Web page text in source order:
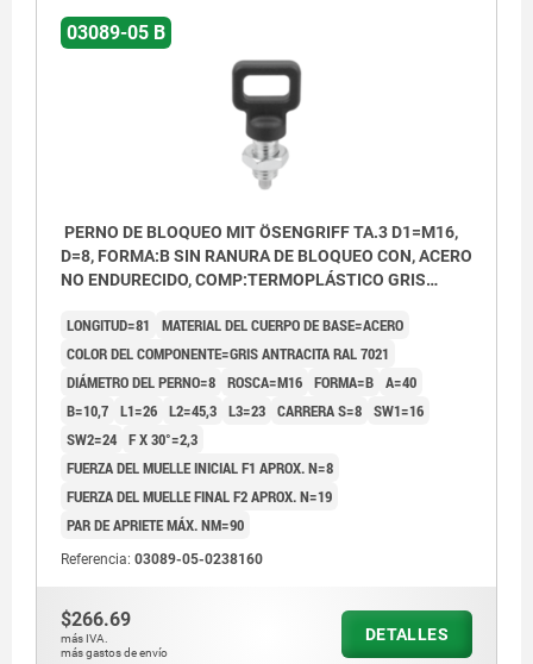
03089-05 B
PERNO DE BLOQUEO MIT ÖSENGRIFF TA.3 D1=M16,
D=8, FORMA:B SIN RANURA DE BLOQUEO CON, ACERO
NO ENDURECIDO, COMP:TERMOPLÁSTICO GRIS
LONGITUD=81
MATERIAL DEL CUERPO DE BASE=ACERO
COLOR DEL COMPONENTE=GRIS ANTRACITA RAL 7021
DIÁMETRO DEL PERNO=8 ROSCA=M16 FORMA=B A=40
B=10,7 L1=26 L2=45,3 L3=23 CARRERA S=8 SW1=16
SW2=24 F X 30°=2,3
FUERZA DEL MUELLE INICIAL F1 APROX. N=8
FUERZA DEL MUELLE FINAL F2 APROX. N=19
PAR DE APRIETE MÁX. NM=90
Referencia: 03089-05-0238160
$266.69
más IVA.
más gastos de envío
DETALLES